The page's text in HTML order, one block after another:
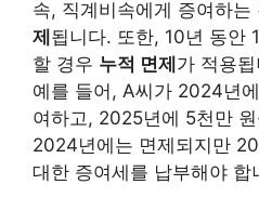
속, 직계비속에게 증여하는
제 됩니다. 또한, 10년 동안
할 경우 누적 면제 가 적용
예를 들어, A씨가 2024년
여하고, 2025년에 5천만
2024년에는 면제되지만
대한 증여세를 납부해야 합